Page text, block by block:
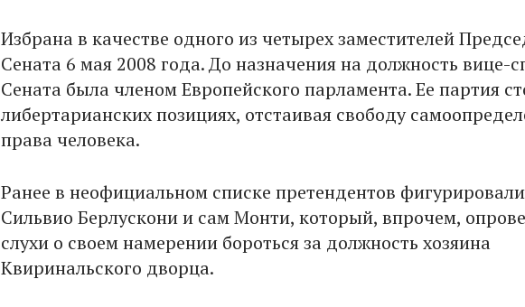
Избрана в качестве одного из четырех заместителей
Сената 6 мая 2008 года. До назначения на должность вице-
Сената была членом Европейского парламента. Ее партия
либертарианских позициях, отстаивая свободу
права человека.
Ранее в неофициальном списке претендентов фигурировали
Сильвио Берлускони и сам Монти, который, впрочем,
слухи о своем намерении бороться за должность хозяина
Квиринальского дворца.